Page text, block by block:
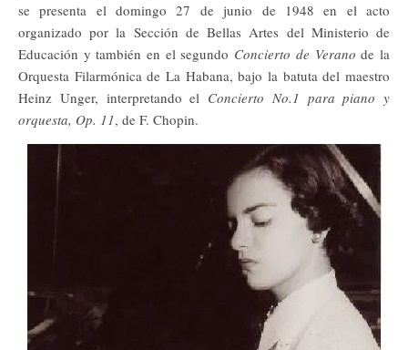
se presenta el domingo 27 de junio de 1948 en el acto
organizado por la Sección de Bellas Artes del Ministerio de
Educación y también en el segundo Concierto de Verano de la
Orquesta Filarmónica de La Habana, bajo la batuta del maestro
Heinz Unger, interpretando el Concierto No.1 para piano y
orquesta, Op. 11, de F. Chopin.